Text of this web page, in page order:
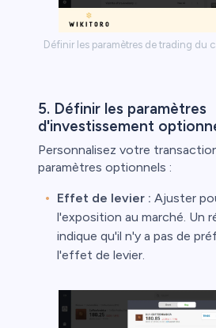
Définir les paramètres de trading du
5. Définir les paramètres
d'investissement
Personnalisez votre
paramètres optionnels :
Effet de levier : Ajuster
l'exposition au marché. Un
indique qu'il n'y a pas de
l'effet de levier.